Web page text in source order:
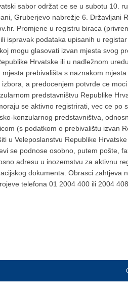
sabor održat ce se u subotu 10.
Gruberjevo nabrežje 6. Državljani
Promjene u registru biraca
ispravak podataka upisanih u
mogu glasovati izvan mjesta svog
Hrvatske ili u nadležnom
mjesta prebivališta s naznakom
a predocenjem potvrde ce
predstavništvu Republike
se aktivno registrirati, vec ce po
konzularnog predstavništva,
(s podatkom o prebivalištu izvan
u Veleposlanstvu Republike
se podnose osobno, putem pošte,
adresu u inozemstvu za aktivnu
dokumenta. Obrasci zahtjeva
telefona 01 2004 400 ili 2004